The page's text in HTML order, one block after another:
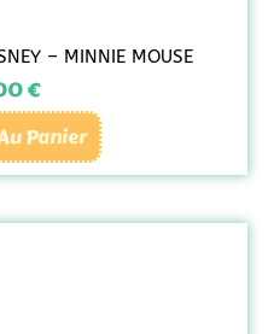
– MINNIE MOUSE
€
Panier